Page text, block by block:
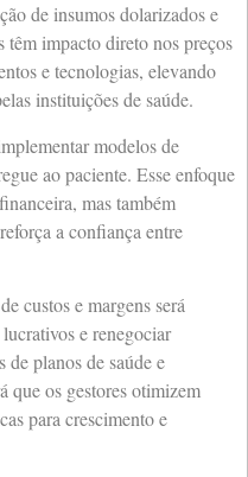
de insumos dolarizados e
têm impacto direto nos preços
e tecnologias, elevando
instituições de saúde.
modelos de
ao paciente. Esse enfoque
mas também
a confiança entre
custos e margens será
e renegociar
planos de saúde e
que os gestores otimizem
para crescimento e